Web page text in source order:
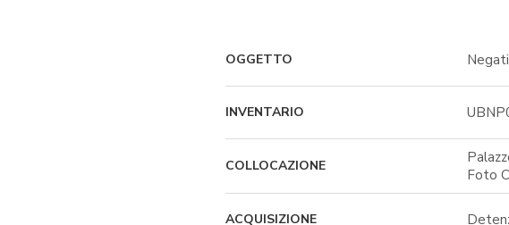
OGGETTO
INVENTARIO
COLLOCAZIONE
Foto
ACQUISIZIONE